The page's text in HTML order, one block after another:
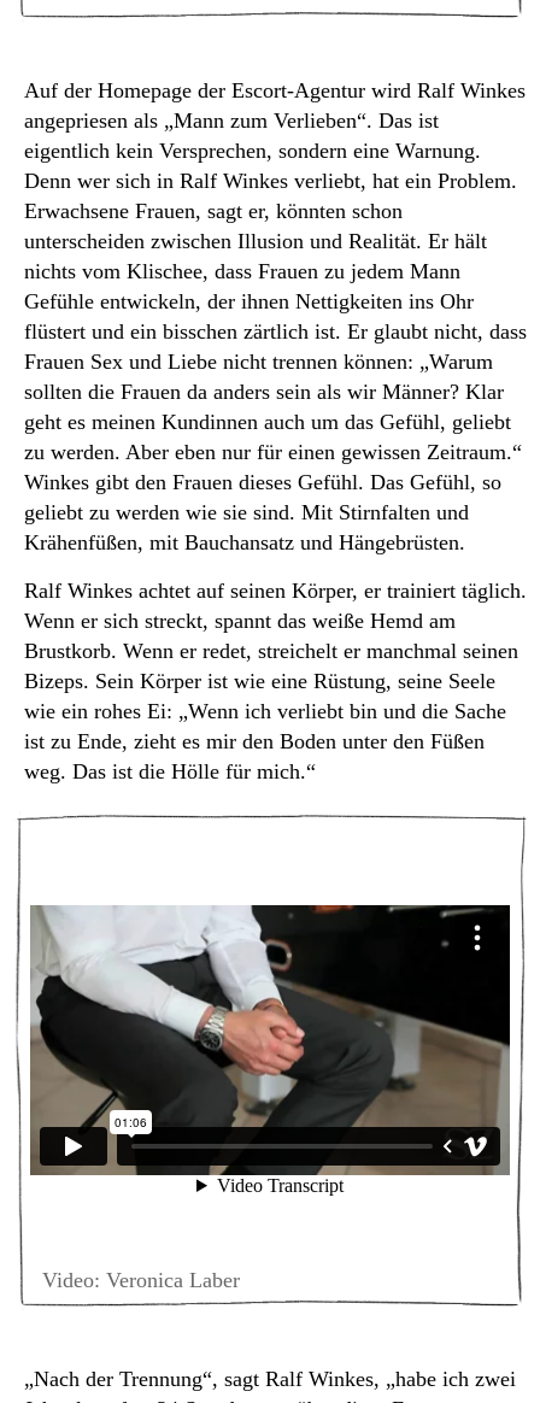
Auf der Homepage der Escort-Agentur wird Ralf Winkes
angepriesen als „Mann zum Verlieben“. Das ist
eigentlich kein Versprechen, sondern eine Warnung.
Denn wer sich in Ralf Winkes verliebt, hat ein Problem.
Erwachsene Frauen, sagt er, könnten schon
unterscheiden zwischen Illusion und Realität. Er hält
nichts vom Klischee, dass Frauen zu jedem Mann
Gefühle entwickeln, der ihnen Nettigkeiten ins Ohr
flüstert und ein bisschen zärtlich ist. Er glaubt nicht, dass
Frauen Sex und Liebe nicht trennen können: „Warum
sollten die Frauen da anders sein als wir Männer? Klar
geht es meinen Kundinnen auch um das Gefühl, geliebt
zu werden. Aber eben nur für einen gewissen Zeitraum.“
Winkes gibt den Frauen dieses Gefühl. Das Gefühl, so
geliebt zu werden wie sie sind. Mit Stirnfalten und
Krähenfüßen, mit Bauchansatz und Hängebrüsten.
Ralf Winkes achtet auf seinen Körper, er trainiert täglich.
Wenn er sich streckt, spannt das weiße Hemd am
Brustkorb. Wenn er redet, streichelt er manchmal seinen
Bizeps. Sein Körper ist wie eine Rüstung, seine Seele
wie ein rohes Ei: „Wenn ich verliebt bin und die Sache
ist zu Ende, zieht es mir den Boden unter den Füßen
weg. Das ist die Hölle für mich.“
Video: Veronica Laber
„Nach der Trennung“, sagt Ralf Winkes, „habe ich zwei